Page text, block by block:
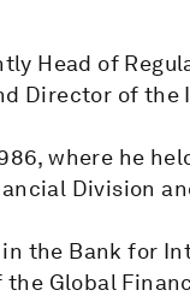
Head of
Director of
where he
Division
the Bank for
Global